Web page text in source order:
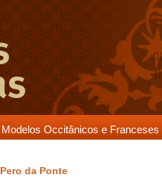
Modelos Occitânicos e Franceses
Pero da Ponte